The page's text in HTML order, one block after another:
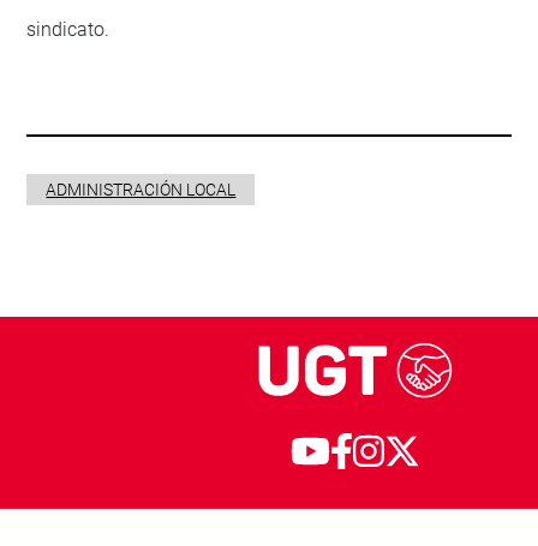
sindicato.
ADMINISTRACIÓN LOCAL